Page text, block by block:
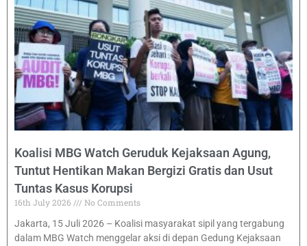
Koalisi MBG Watch Geruduk Kejaksaan Agung,
Tuntut Hentikan Makan Bergizi Gratis dan Usut
Tuntas Kasus Korupsi
16th July 2026
No Comments
Jakarta, 15 Juli 2026 – Koalisi masyarakat sipil yang tergabung
dalam MBG Watch menggelar aksi di depan Gedung Kejaksaan